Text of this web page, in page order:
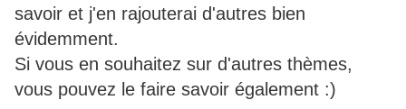
savoir et j'en rajouterai d'autres bien
évidemment.
Si vous en souhaitez sur d'autres thèmes,
vous pouvez le faire savoir également :)